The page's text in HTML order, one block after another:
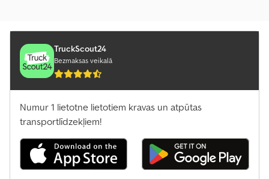
TruckScout24
Bezmaksas veikalā
Numur 1 lietotne lietotiem kravas un atpūtas
transportlīdzekļiem!